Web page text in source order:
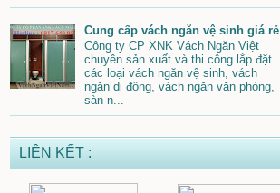
Cung cấp vách ngăn vệ sinh giá rẻ
Công ty CP XNK Vách Ngăn Việt
chuyên sản xuất và thi công lắp đặt
các loại vách ngăn vệ sinh, vách
ngăn di động, vách ngăn văn phòng,
sàn n...
LIÊN KẾT :